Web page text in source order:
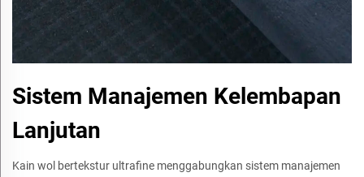
Sistem Manajemen Kelembapan
Lanjutan
Kain wol bertekstur ultrafine menggabungkan sistem manajemen